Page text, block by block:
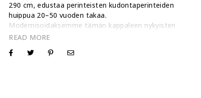
290 cm, edustaa perinteisten kudontaperinteiden
huippua 20–50 vuoden takaa.
Modernisoidaksemme tämän kappaleen nykyisten
sisustustrendien mukaiseksi käsityöläisemme ovat
luoden vintagetekstuurin, jossa on perinteisen